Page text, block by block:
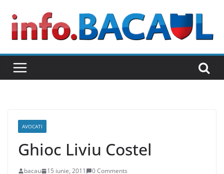
content
AVOCATI
Ghioc Liviu Costel
bacau 15 iunie, 2011 0 Comments